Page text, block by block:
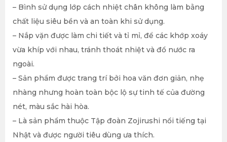
– Bình sử dụng lớp cách nhiệt chân không làm bằng
chất liệu siêu bền và an toàn khi sử dụng.
– Nắp vặn được làm chi tiết và tỉ mỉ, để các khớp xoáy
vừa khíp với nhau, tránh thoát nhiệt và đổ nước ra
ngoài.
– Sản phẩm được trang trí bởi hoa văn đơn giản, nhẹ
nhàng nhưng hoàn toàn bộc lộ sự tinh tế của đường
nét, màu sắc hài hòa.
– Là sản phẩm thuộc Tập đoàn Zojirushi nổi tiếng tại
Nhật và được người tiêu dùng ưa thích.